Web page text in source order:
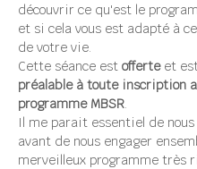
découvrir ce qu'est le
et si cela vous est adapté à
de votre vie.
Cette séance est offerte et
préalable à toute inscription
programme MBSR.
Il me parait essentiel de
avant de nous engager
merveilleux programme très